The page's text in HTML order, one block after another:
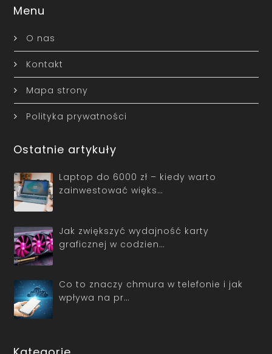
Menu
O nas
Kontakt
Mapa strony
Polityka prywatności
Ostatnie artykuły
Laptop do 6000 zł – kiedy warto
zainwestować więks…
Jak zwiększyć wydajność karty
graficznej w codzien…
Co to znaczy chmura w telefonie i jak
wpływa na pr…